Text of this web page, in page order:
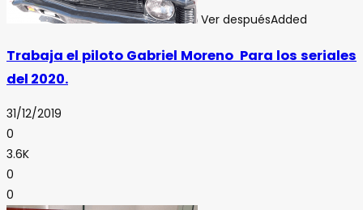
Ver despuésAdded
Trabaja el piloto Gabriel Moreno Para los seriales
del 2020.
31/12/2019
0
3.6K
0
0